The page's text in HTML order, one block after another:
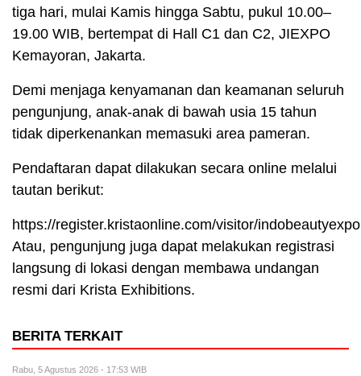
tiga hari, mulai Kamis hingga Sabtu, pukul 10.00–
19.00 WIB, bertempat di Hall C1 dan C2, JIEXPO
Kemayoran, Jakarta.
Demi menjaga kenyamanan dan keamanan seluruh
pengunjung, anak-anak di bawah usia 15 tahun
tidak diperkenankan memasuki area pameran.
Pendaftaran dapat dilakukan secara online melalui
tautan berikut:
https://register.kristaonline.com/visitor/indobeautyexpo
Atau, pengunjung juga dapat melakukan registrasi
langsung di lokasi dengan membawa undangan
resmi dari Krista Exhibitions.
BERITA TERKAIT
Rabu, 5 Agustus 2026 - 17:53 WIB